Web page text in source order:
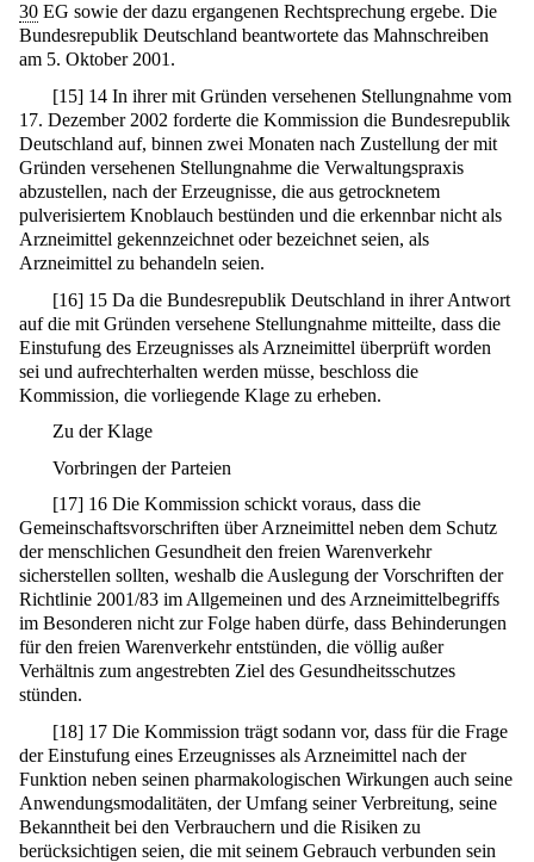
30 EG sowie der dazu ergangenen Rechtsprechung ergebe. Die
Bundesrepublik Deutschland beantwortete das Mahnschreiben
am 5. Oktober 2001.
[15] 14 In ihrer mit Gründen versehenen Stellungnahme vom
17. Dezember 2002 forderte die Kommission die Bundesrepublik
Deutschland auf, binnen zwei Monaten nach Zustellung der mit
Gründen versehenen Stellungnahme die Verwaltungspraxis
abzustellen, nach der Erzeugnisse, die aus getrocknetem
pulverisiertem Knoblauch bestünden und die erkennbar nicht als
Arzneimittel gekennzeichnet oder bezeichnet seien, als
Arzneimittel zu behandeln seien.
[16] 15 Da die Bundesrepublik Deutschland in ihrer Antwort
auf die mit Gründen versehene Stellungnahme mitteilte, dass die
Einstufung des Erzeugnisses als Arzneimittel überprüft worden
sei und aufrechterhalten werden müsse, beschloss die
Kommission, die vorliegende Klage zu erheben.
Zu der Klage
Vorbringen der Parteien
[17] 16 Die Kommission schickt voraus, dass die
Gemeinschaftsvorschriften über Arzneimittel neben dem Schutz
der menschlichen Gesundheit den freien Warenverkehr
sicherstellen sollten, weshalb die Auslegung der Vorschriften der
Richtlinie 2001/83 im Allgemeinen und des Arzneimittelbegriffs
im Besonderen nicht zur Folge haben dürfe, dass Behinderungen
für den freien Warenverkehr entstünden, die völlig außer
Verhältnis zum angestrebten Ziel des Gesundheitsschutzes
stünden.
[18] 17 Die Kommission trägt sodann vor, dass für die Frage
der Einstufung eines Erzeugnisses als Arzneimittel nach der
Funktion neben seinen pharmakologischen Wirkungen auch seine
Anwendungsmodalitäten, der Umfang seiner Verbreitung, seine
Bekanntheit bei den Verbrauchern und die Risiken zu
berücksichtigen seien, die mit seinem Gebrauch verbunden sein